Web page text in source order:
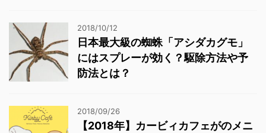
2018/10/12
日本最大級の蜘蛛「アシダカグモ」
にはスプレーが効く？駆除方法や予
防法とは？
2018/09/26
【2018年】カービィカフェがのメニ